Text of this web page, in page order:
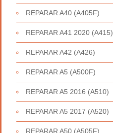
REPARAR A40 (A405F)
REPARAR A41 2020 (A415)
REPARAR A42 (A426)
REPARAR A5 (A500F)
REPARAR A5 2016 (A510)
REPARAR A5 2017 (A520)
REPARAR A50 (A505F)